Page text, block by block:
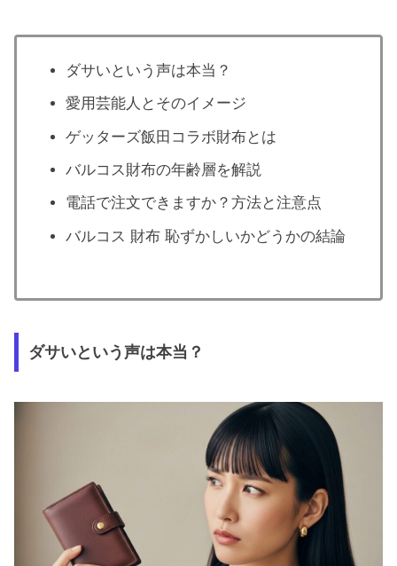
ダサいという声は本当？
愛用芸能人とそのイメージ
ゲッターズ飯田コラボ財布とは
バルコス財布の年齢層を解説
電話で注文できますか？方法と注意点
バルコス 財布 恥ずかしいかどうかの結論
ダサいという声は本当？